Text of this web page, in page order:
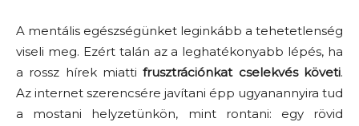
A mentális egészségünket leginkább a tehetetlenség
viseli meg. Ezért talán az a leghatékonyabb lépés, ha
a rossz hírek miattifrusztrációnkat cselekvés követi.
Az internet szerencsére javítani épp ugyanannyira tud
a mostani helyzetünkön, mint rontani: egy rövid